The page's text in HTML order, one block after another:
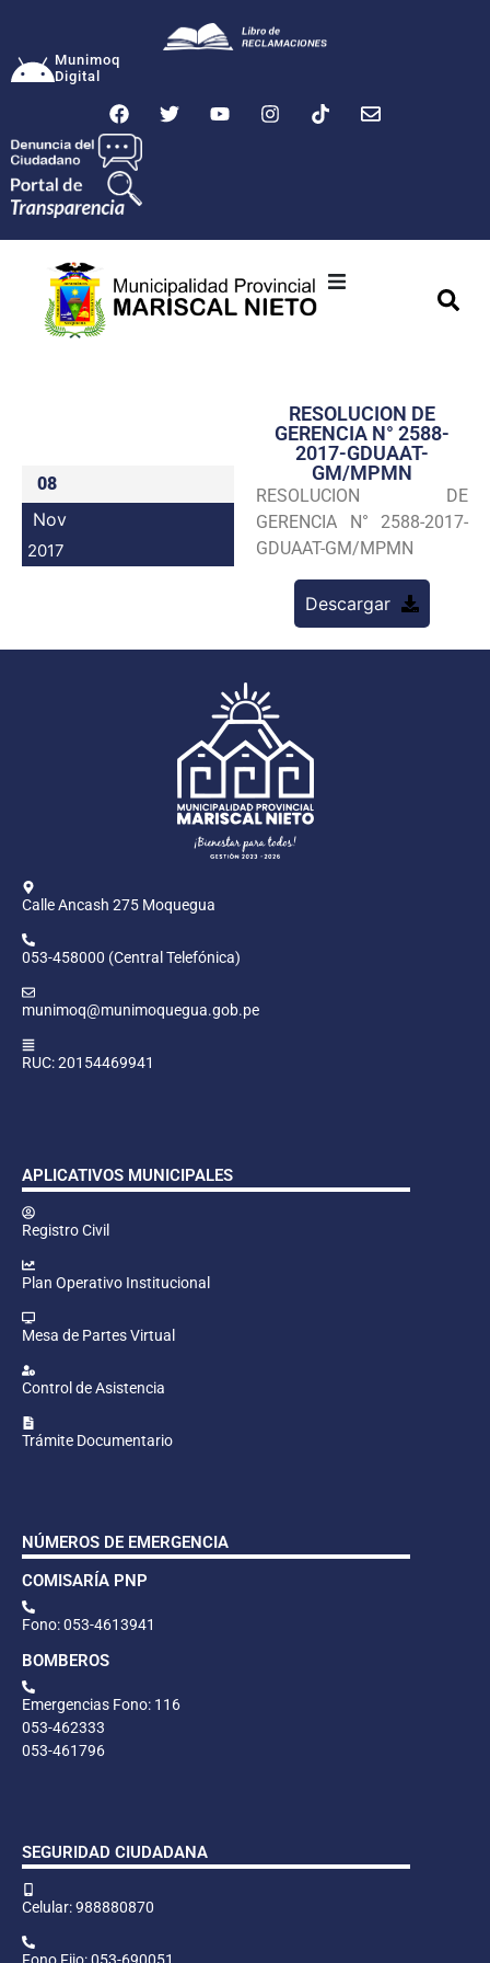
Munimoq
Digital
Transparencia
Seguridad
Programas
08
Nov
2017
RESOLUCION DE
GERENCIA N° 2588-
2017-GDUAAT-
GM/MPMN
RESOLUCION DE
GERENCIA N° 2588-2017-
GDUAAT-GM/MPMN
Descargar
Calle Ancash 275 Moquegua
053-458000 (Central Telefónica)
munimoq@munimoquegua.gob.pe
RUC: 20154469941
APLICATIVOS MUNICIPALES
Registro Civil
Plan Operativo Institucional
Mesa de Partes Virtual
Control de Asistencia
Trámite Documentario
NÚMEROS DE EMERGENCIA
COMISARÍA PNP
Fono: 053-4613941
BOMBEROS
Emergencias Fono: 116
053-462333
053-461796
SEGURIDAD CIUDADANA
Celular: 988880870
Fono Fijo: 053-690051